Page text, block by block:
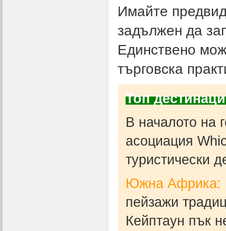
Имайте
задължен да
Единствено
търговска
Топ
В началото на
асоциация
туристически
Южна Африка:
пейзажи
Кейптаун пък